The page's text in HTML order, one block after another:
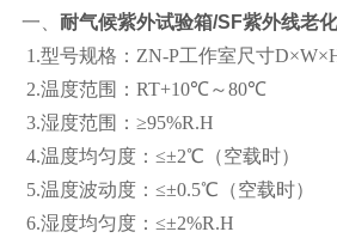
一、 耐气候紫外试验箱/SF紫外线老
1.型号规格：ZN-P工作室尺寸
2.温度范围：RT+10℃～80℃
3.湿度范围：≥95%R.H
4.温度均匀度：≤±2℃（空载时）
5.温度波动度：≤±0.5℃（空载时）
6.湿度均匀度：≤±2%R.H